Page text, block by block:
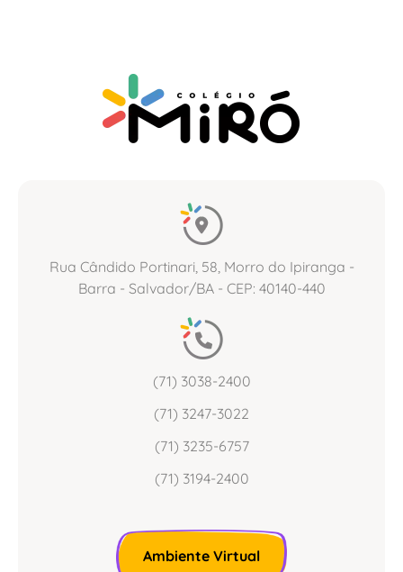
Rua Cândido Portinari, 58, Morro do Ipiranga -
Barra - Salvador/BA - CEP: 40140-440
(71) 3038-2400
(71) 3247-3022
(71) 3235-6757
(71) 3194-2400
Ambiente Virtual